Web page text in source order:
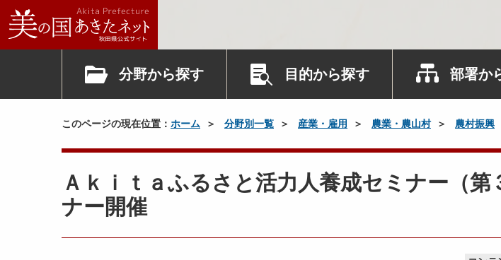
分野から探す 目的から探す 部署か
このページの現在位置： ホーム 分野別一覧 産業・雇用 農業・農山村 農村振興
Ａｋｉｔａふるさと活力人養成セミナー（
ナー開催